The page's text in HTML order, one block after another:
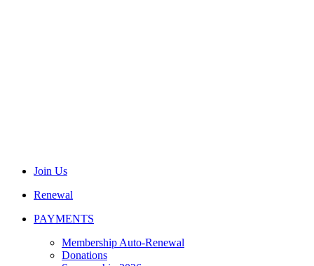
Join Us
Renewal
PAYMENTS
Membership Auto-Renewal
Donations